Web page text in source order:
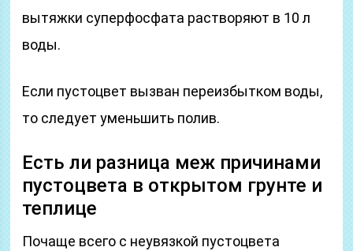
вытяжки суперфосфата растворяют в 10 л
воды.
Если пустоцвет вызван переизбытком воды,
то следует уменьшить полив.
Есть ли разница меж причинами
пустоцвета в открытом грунте и
теплице
Почаще всего с неувязкой пустоцвета